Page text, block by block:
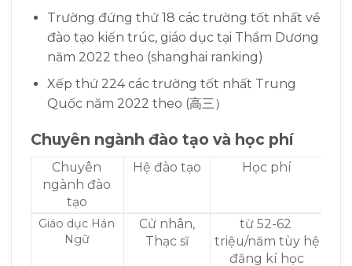
Trường đứng thứ 18 các trường tốt nhất về
đào tạo kiến trúc, giáo dục tại Thẩm Dương
năm 2022 theo (shanghai ranking)
Xếp thứ 224 các trường tốt nhất Trung
Quốc năm 2022 theo (高三）
Chuyên ngành đào tạo và học phí
Chuyên
ngành đào
tạo
Hệ đào tạo Học phí
Giáo dục Hán
Ngữ
Cử nhân,
Thạc sĩ
từ 52-62
triệu/năm tùy hệ
đăng kí học